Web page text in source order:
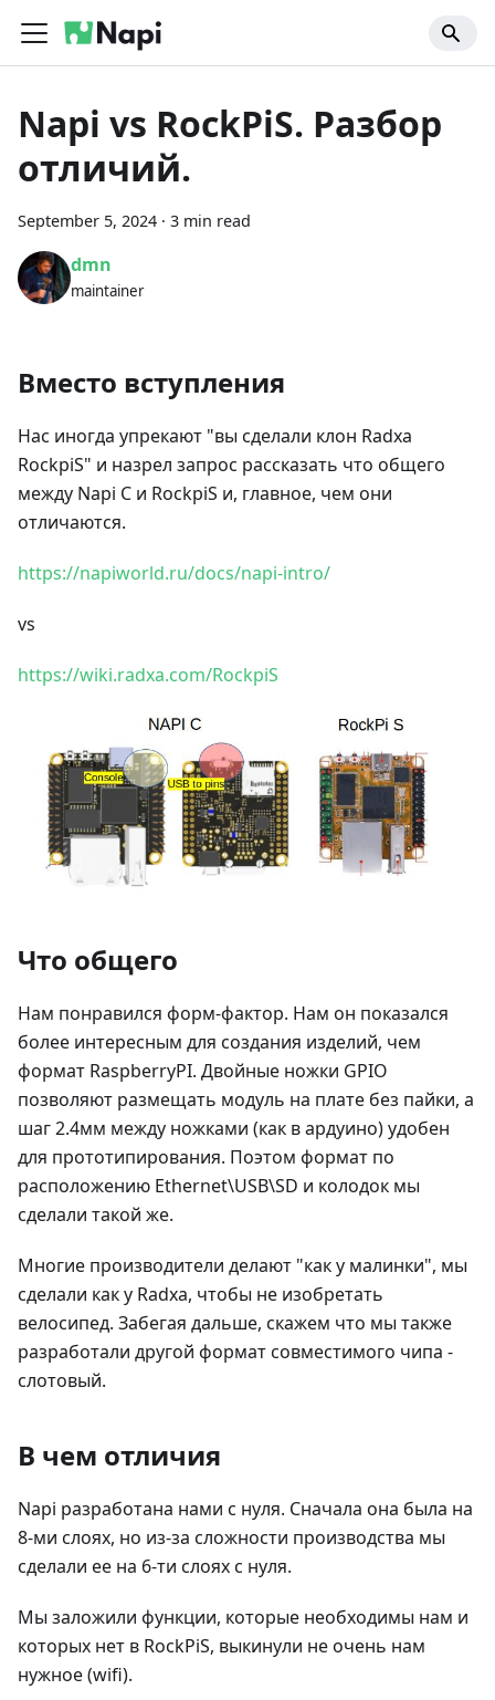
Napi vs RockPiS. Разбор
отличий.
September 5, 2024 · 3 min read
dmn
maintainer
Вместо вступления
Нас иногда упрекают "вы сделали клон Radxa
RockpiS" и назрел запрос рассказать что общего
между Napi C и RockpiS и, главное, чем они
отличаются.
https://napiworld.ru/docs/napi-intro/
vs
https://wiki.radxa.com/RockpiS
Что общего
Нам понравился форм-фактор. Нам он показался
более интересным для создания изделий, чем
формат RaspberryPI. Двойные ножки GPIO
позволяют размещать модуль на плате без пайки, а
шаг 2.4мм между ножками (как в ардуино) удобен
для прототипирования. Поэтом формат по
расположению Ethernet\USB\SD и колодок мы
сделали такой же.
Многие производители делают "как у малинки", мы
сделали как у Radxa, чтобы не изобретать
велосипед. Забегая дальше, скажем что мы также
разработали другой формат совместимого чипа -
слотовый.
В чем отличия
Napi разработана нами с нуля. Сначала она была на
8-ми слоях, но из-за сложности производства мы
сделали ее на 6-ти слоях c нуля.
Мы заложили функции, которые необходимы нам и
которых нет в RockPiS, выкинули не очень нам
нужное (wifi).